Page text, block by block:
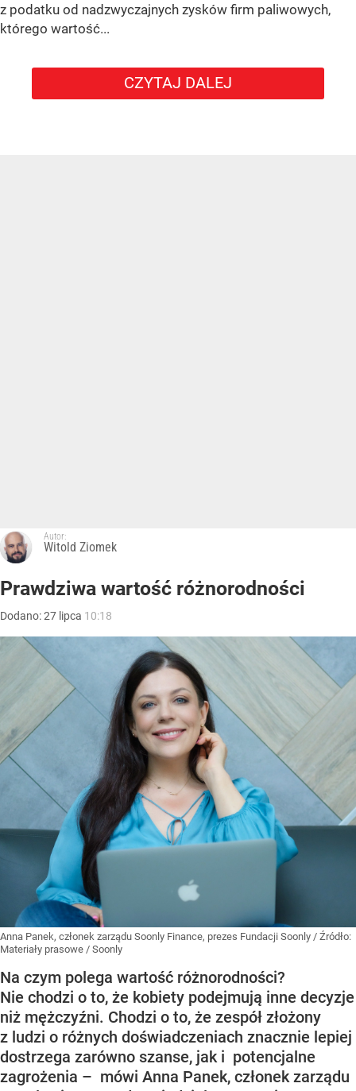
z podatku od nadzwyczajnych zysków firm paliwowych,
którego wartość...
CZYTAJ DALEJ
Autor:
Witold Ziomek
Prawdziwa wartość różnorodności
Dodano:27 lipca 10:18
Anna Panek, członek zarządu Soonly Finance, prezes Fundacji Soonly / Źródło:
Materiały prasowe / Soonly
Na czym polega wartość różnorodności?
Nie chodzi o to, że kobiety podejmują inne decyzje
niż mężczyźni. Chodzi o to, że zespół złożony
z ludzi o różnych doświadczeniach znacznie lepiej
dostrzega zarówno szanse, jak i potencjalne
zagrożenia – mówi Anna Panek, członek zarządu